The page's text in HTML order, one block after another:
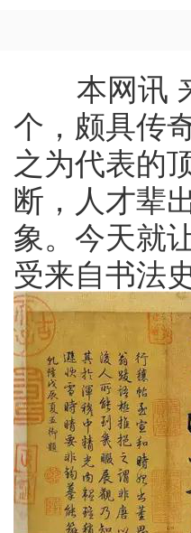
本网讯 来
个，颇具传
之为代表的
断，人才辈
象。今天就
受来自书法